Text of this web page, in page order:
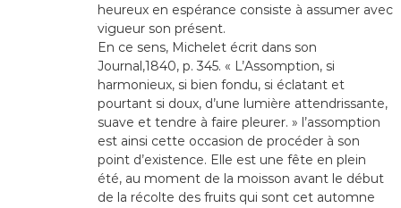
heureux en espérance consiste à assumer avec
vigueur son présent.
En ce sens, Michelet écrit dans son
Journal,1840, p. 345. « L’Assomption, si
harmonieux, si bien fondu, si éclatant et
pourtant si doux, d’une lumière attendrissante,
suave et tendre à faire pleurer. » l’assomption
est ainsi cette occasion de procéder à son
point d’existence. Elle est une fête en plein
été, au moment de la moisson avant le début
de la récolte des fruits qui sont cet automne